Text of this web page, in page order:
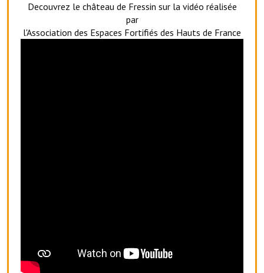
Commerces et professions libérales
La troupe théâtrale de l'Avenir Fressinois
Decouvrez le château de Fressin sur la vidéo réalisée
par
l'Association des Espaces Fortifiés des Hauts de France